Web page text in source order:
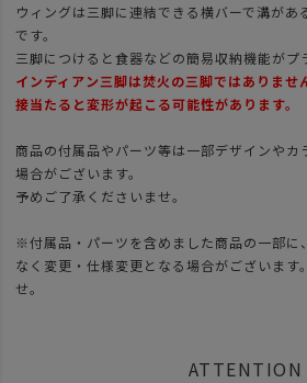
ウィングは三脚に連結できる横バーで溝があ
です。
三脚につけると食器などの簡易収納機能がプ
インディアン三脚は焚火の三脚ではありませ
接当たると変形が起こる可能性があります。
商品の付属品やパーツ等は一部デザインやカ
場合がございます。
予めご了承くださいませ。
※付属品・パーツを含めました商品の一部に
なく変更・仕様変更となる場合がございます
せ。
ATTENTION